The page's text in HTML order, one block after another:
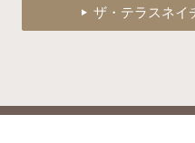
ザ・テラスネイ